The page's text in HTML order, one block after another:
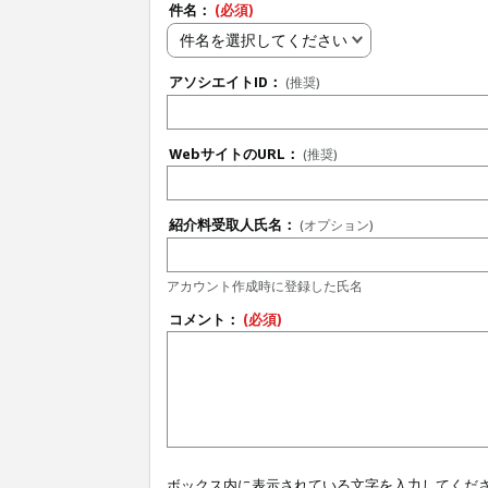
件名： (必須)
件名を選択してください
アソシエイトID： (推奨)
WebサイトのURL： (推奨)
紹介料受取人氏名： (オプション)
アカウント作成時に登録した氏名
コメント： (必須)